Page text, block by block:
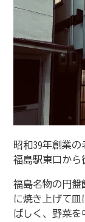
昭和39年創業
福島駅東口から
福島名物の円盤
に焼き上げて
ばしく、野菜を